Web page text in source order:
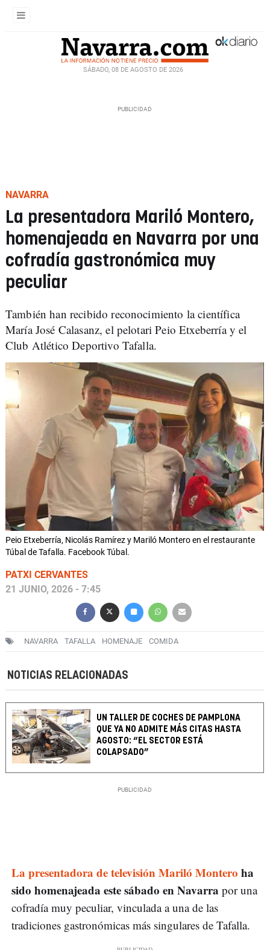
SÁBADO, 08 DE AGOSTO DE 2026
NAVARRA
La presentadora Mariló Montero,
homenajeada en Navarra por una
cofradía gastronómica muy
peculiar
También han recibido reconocimiento la científica
María José Calasanz, el pelotari Peio Etxeberría y el
Club Atlético Deportivo Tafalla.
Peio Etxeberría, Nicolás Ramírez y Mariló Montero en el restaurante
Túbal de Tafalla. Facebook Túbal.
PATXI CERVANTES
21 JUNIO, 2026 - 7:45
NAVARRA TAFALLA HOMENAJE COMIDA
NOTICIAS RELACIONADAS
UN TALLER DE COCHES DE PAMPLONA
QUE YA NO ADMITE MÁS CITAS HASTA
AGOSTO: “EL SECTOR ESTÁ
COLAPSADO”
La presentadora de televisión Mariló Montero ha
sido homenajeada este sábado en Navarra por una
cofradía muy peculiar, vinculada a una de las
tradiciones gastronómicas más singulares de Tafalla.